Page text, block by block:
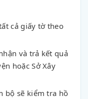
cả giấy tờ theo
và trả kết quả
hoặc Sở Xây
bộ sẽ kiểm tra hồ